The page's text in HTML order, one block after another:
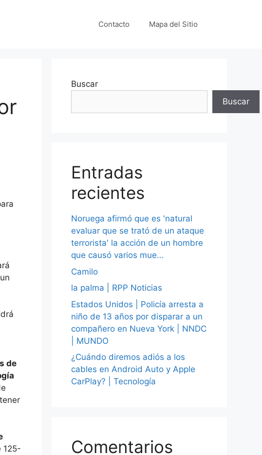
Contacto Mapa del Sitio
de
125-
Buscar
Buscar
Entradas
recientes
Noruega afirmó que es 'natural
evaluar que se trató de un ataque
terrorista' la acción de un hombre
que causó varios mue…
Camilo
la palma | RPP Noticias
Estados Unidos | Policía arresta a
niño de 13 años por disparar a un
compañero en Nueva York | NNDC
| MUNDO
¿Cuándo diremos adiós a los
cables en Android Auto y Apple
CarPlay? | Tecnología
Comentarios